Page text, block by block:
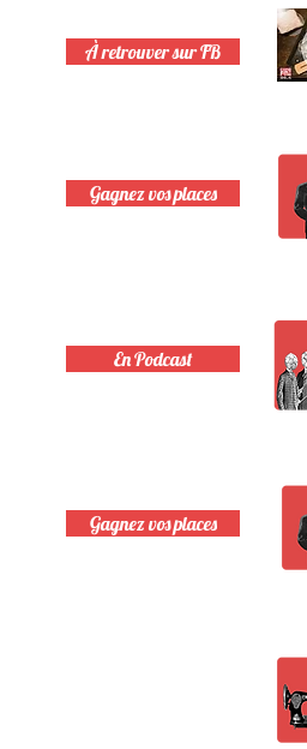
À retrouver sur FB
Gagnez vos places
En Podcast
Gagnez vos places